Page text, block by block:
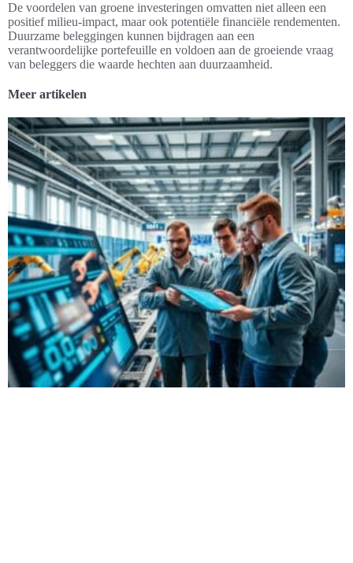
De voordelen van groene investeringen omvatten niet alleen een
positief milieu-impact, maar ook potentiële financiële rendementen.
Duurzame beleggingen kunnen bijdragen aan een
verantwoordelijke portefeuille en voldoen aan de groeiende vraag
van beleggers die waarde hechten aan duurzaamheid.
Meer artikelen